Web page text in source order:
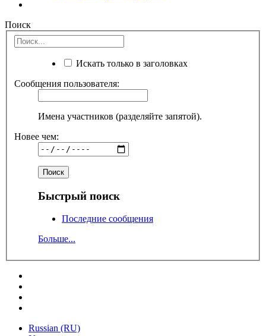
Поиск
Искать только в заголовках
Сообщения пользователя:
Имена участников (разделяйте запятой).
Новее чем:
Быстрый поиск
Последние сообщения
Больше...
Russian (RU)